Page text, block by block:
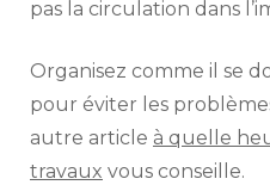
pas la circulation dans
Organisez comme il se
pour éviter les
autre article à quelle
travaux vous conseille.